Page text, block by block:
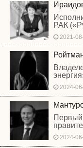
РАК
2021-
2024-
Первый
2024-